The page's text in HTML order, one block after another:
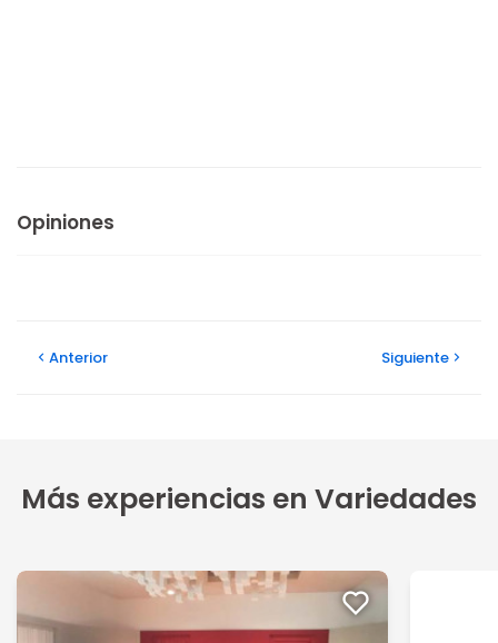
Opiniones
Anterior Siguiente
Más experiencias en Variedades